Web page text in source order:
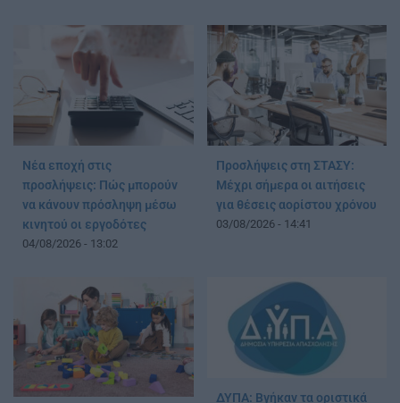
Νέα εποχή στις
προσλήψεις: Πώς μπορούν
να κάνουν πρόσληψη μέσω
κινητού οι εργοδότες
04/08/2026 - 13:02
Προσλήψεις στη ΣΤΑΣΥ:
Μέχρι σήμερα οι αιτήσεις
για θέσεις αορίστου χρόνου
03/08/2026 - 14:41
ΔΥΠΑ: Βγήκαν τα οριστικά